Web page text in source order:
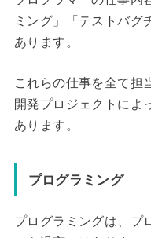
ミング」「テストバグ
あります。
これらの仕事を全て担
開発プロジェクトによ
あります。
プログラミング
プログラミングは、プ